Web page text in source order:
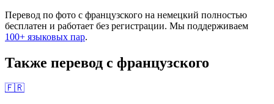
Перевод по фото с французского на немецкий полностью
бесплатен и работает без регистрации. Мы поддерживаем
100+ языковых пар.
Также перевод с французского
🇫🇷